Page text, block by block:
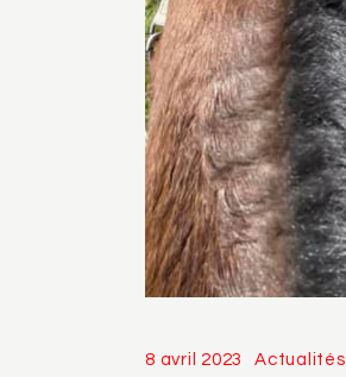
8 avril 2023 Actualités